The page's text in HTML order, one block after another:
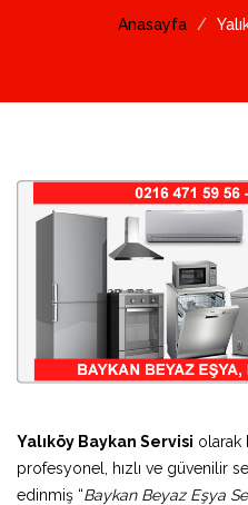
Anasayfa
Yalıköy Baykan Servisi olarak
profesyonel, hızlı ve güvenilir
edinmiş “Baykan Beyaz Eşya